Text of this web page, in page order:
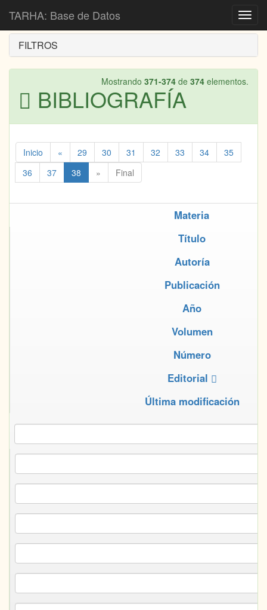
TARHA: Base de Datos
Inicio Bibliografía
FILTROS
Mostrando 371-374 de 374 elementos.
BIBLIOGRAFÍA
Inicio « 29 30 31 32 33 34
35
36
37 38 » Final
Materia
Título
Autoría
Publicación
Año
Volumen
Número
Editorial
Última modificación